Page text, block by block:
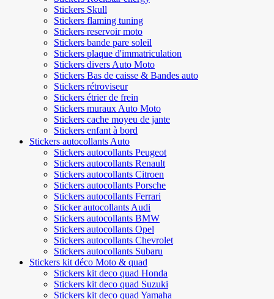
Stickers Skull
Stickers flaming tuning
Stickers reservoir moto
Stickers bande pare soleil
Stickers plaque d'immatriculation
Stickers divers Auto Moto
Stickers Bas de caisse & Bandes auto
Stickers rétroviseur
Stickers étrier de frein
Stickers muraux Auto Moto
Stickers cache moyeu de jante
Stickers enfant à bord
Stickers autocollants Auto
Stickers autocollants Peugeot
Stickers autocollants Renault
Stickers autocollants Citroen
Stickers autocollants Porsche
Stickers autocollants Ferrari
Sticker autocollants Audi
Stickers autocollants BMW
Stickers autocollants Opel
Stickers autocollants Chevrolet
Stickers autocollants Subaru
Stickers kit déco Moto & quad
Stickers kit deco quad Honda
Stickers kit deco quad Suzuki
Stickers kit deco quad Yamaha